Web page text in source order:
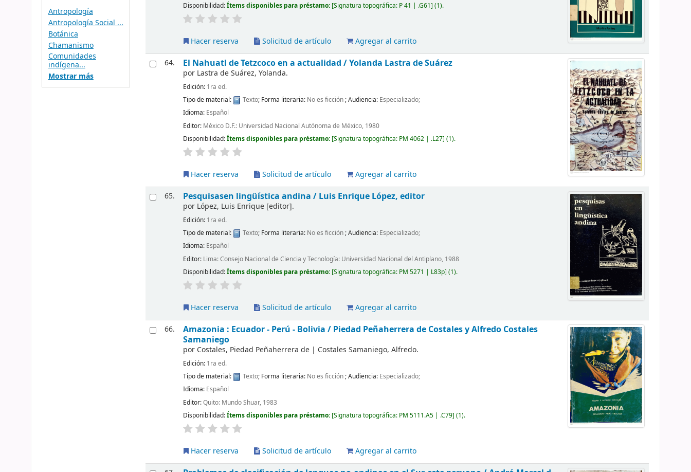
Antropología
Antropología Social ...
Botánica
Chamanismo
Comunidades
indígena...
Mostrar más
Disponibilidad:Ítems disponibles para préstamo: Signatura topográfica: P 41 | .G61 (1).
Hacer reserva Solicitud de artículo
Agregar al carrito
64.
El Nahuatl de Tetzcoco en a actualidad /Yolanda Lastra de Suárez
por Lastra de Suárez, Yolanda.
Edición: 1ra ed.
Tipo de material:
Texto; Forma literaria: No es ficción; Audiencia: Especializado;
Idioma: Español
Editor: México D.F.: Universidad Nacional Autónoma de México, 1980
Disponibilidad:Ítems disponibles para préstamo: Signatura topográfica: PM 4062 | .L27 (1).
Hacer reserva Solicitud de artículo
Agregar al carrito
65.
Pesquisasen lingüística andina / Luis Enrique López, editor
por López, Luis Enrique [editor].
Edición: 1ra ed.
Tipo de material:
Texto; Forma literaria: No es ficción; Audiencia: Especializado;
Idioma: Español
Editor: Lima: Consejo Nacional de Ciencia y Tecnología: Universidad Nacional del Antiplano, 1988
Disponibilidad:Ítems disponibles para préstamo: Signatura topográfica: PM 5271 | L83p (1).
Hacer reserva Solicitud de artículo
Agregar al carrito
66.
Amazonia : Ecuador - Perú - Bolivia / Piedad Peñaherrera de Costales y Alfredo Costales
Samaniego
por Costales, Piedad Peñaherrera de | Costales Samaniego, Alfredo.
Edición: 1ra ed.
Tipo de material:
Texto; Forma literaria: No es ficción; Audiencia: Especializado;
Idioma: Español
Editor:Quito: Mundo Shuar, 1983
Disponibilidad:Ítems disponibles para préstamo: Signatura topográfica: PM 5111.A5 | .C79 (1).
Hacer reserva Solicitud de artículo
Agregar al carrito